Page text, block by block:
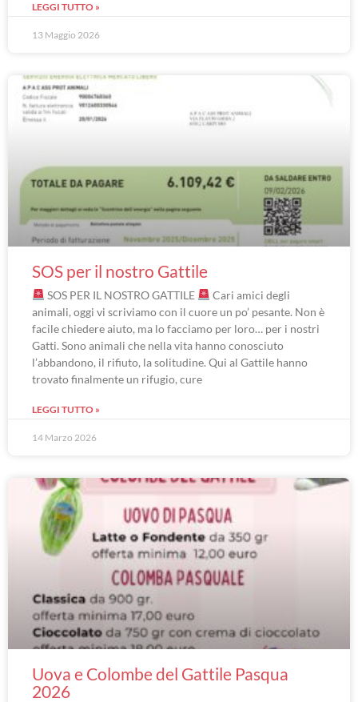
LEGGI TUTTO »
13 Maggio 2026
SOS per il nostro Gattile
SOS PER IL NOSTRO GATTILE
Cari amici degli
animali, oggi vi scriviamo con il cuore un po’ pesante. Non è
facile chiedere aiuto, ma lo facciamo per loro… per i nostri
Gatti. Sono animali che nella vita hanno conosciuto
l’abbandono, il rifiuto, la solitudine. Qui al Gattile hanno
trovato finalmente un rifugio, cure
LEGGI TUTTO »
14 Marzo 2026
Uova e Colombe del Gattile Pasqua
2026